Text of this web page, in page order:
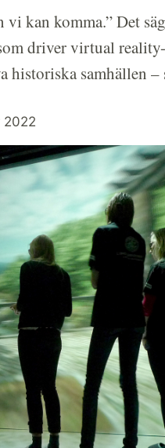
kan komma.” Det
driver virtual
samhällen
2022